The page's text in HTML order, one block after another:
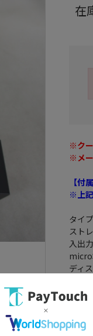
在
※ク
※メ
【付
※上
タイ
スト
入出
ディ
駆動
充電
オン
サイ
重量